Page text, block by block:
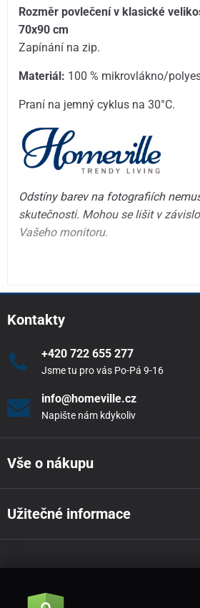
Rozměr povlečení v klasické
70x90 cm
Zapínání na zip.
Materiál: 100 % mikrovlákno/
Praní na jemný cyklus na 30°C.
Odstíny barev na fotografiích
skutečnosti. Mohou se lišit v
Vašeho monitoru.
Kontakty
+420 722 655 277
Jsme tu pro vás Po-Pá 9-16
info@homeville.cz
Napište nám kdykoliv
Vše o nákupu
Užitečné informace
Akce a novinky e-mailem